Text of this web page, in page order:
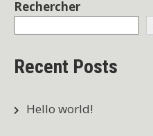
Rechercher
Recent Posts
Hello world!